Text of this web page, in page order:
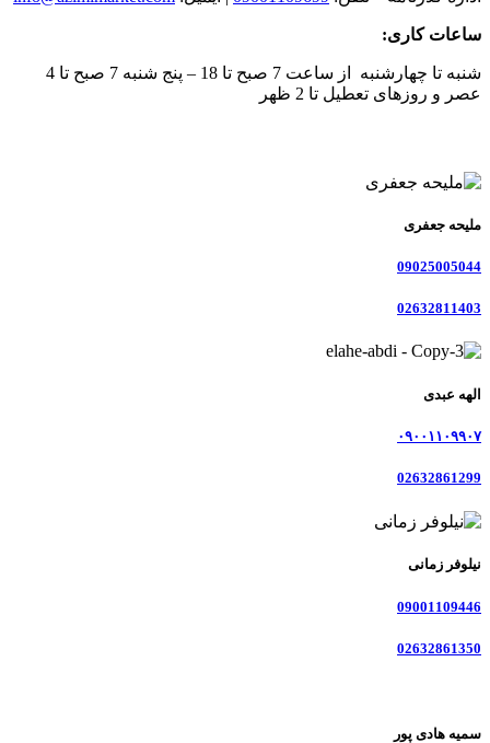
ساعات کاری:
شنبه تا چهارشنبه از ساعت 7 صبح تا 18 – پنج شنبه 7 صبح تا 4
عصر و روزهای تعطیل تا 2 ظهر
ملیحه جعفری
09025005044
02632811403
الهه عبدی
۰۹۰۰۱۱۰۹۹۰۷
02632861299
نیلوفر زمانی
09001109446
02632861350
سمیه هادی پور